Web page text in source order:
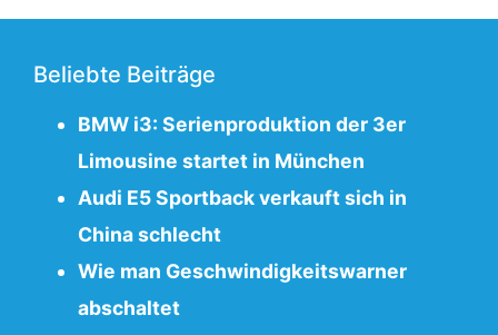
Beliebte Beiträge
BMW i3: Serienproduktion der 3er
Limousine startet in München
Audi E5 Sportback verkauft sich in
China schlecht
Wie man Geschwindigkeitswarner
abschaltet